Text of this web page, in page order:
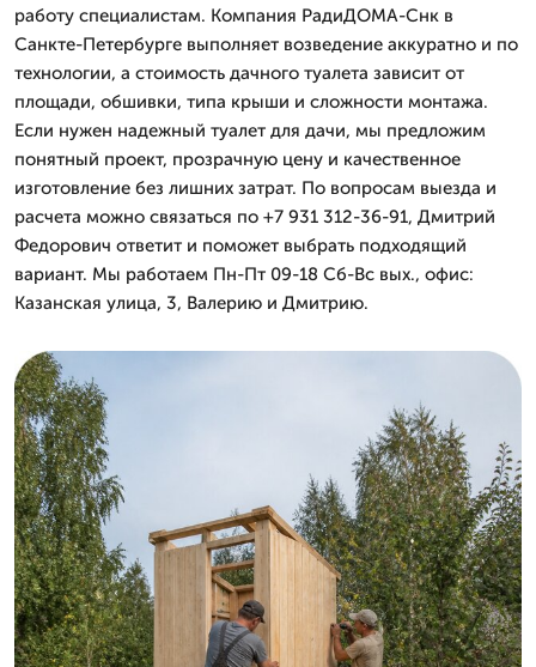
работу специалистам. Компания РадиДОМА-Снк в
Санкте-Петербурге выполняет возведение аккуратно и по
технологии, а стоимость дачного туалета зависит от
площади, обшивки, типа крыши и сложности монтажа.
Если нужен надежный туалет для дачи, мы предложим
понятный проект, прозрачную цену и качественное
изготовление без лишних затрат. По вопросам выезда и
расчета можно связаться по +7 931 312-36-91, Дмитpий
Федорович ответит и поможет выбрать подходящий
вариант. Мы работаем Пн-Пт 09-18 Сб-Вс вых., офис:
Казанская улица, 3, Валерию и Дмитрию.